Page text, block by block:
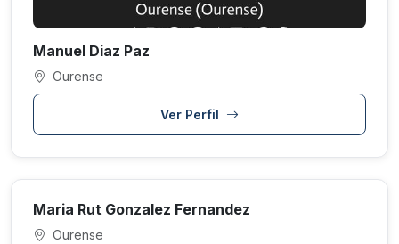
Manuel Diaz Paz
Ourense
Ver Perfil
Maria Rut Gonzalez Fernandez
Ourense